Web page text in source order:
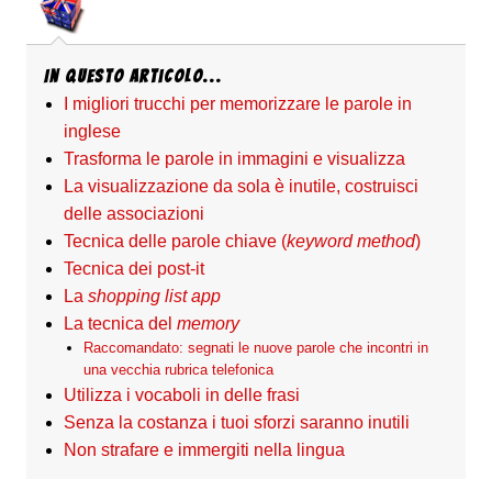
In questo articolo...
I migliori trucchi per memorizzare le parole in
inglese
Trasforma le parole in immagini e visualizza
La visualizzazione da sola è inutile, costruisci
delle associazioni
Tecnica delle parole chiave (keyword method)
Tecnica dei post-it
La shopping list app
La tecnica del memory
Raccomandato: segnati le nuove parole che incontri in
una vecchia rubrica telefonica
Utilizza i vocaboli in delle frasi
Senza la costanza i tuoi sforzi saranno inutili
Non strafare e immergiti nella lingua